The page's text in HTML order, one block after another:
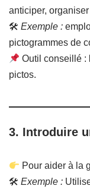
anticiper,
🛠 Exemple :
pictogrammes de
Outil conseillé :
pictos.
3. Introduire
Pour aider à la
🛠 Exemple :